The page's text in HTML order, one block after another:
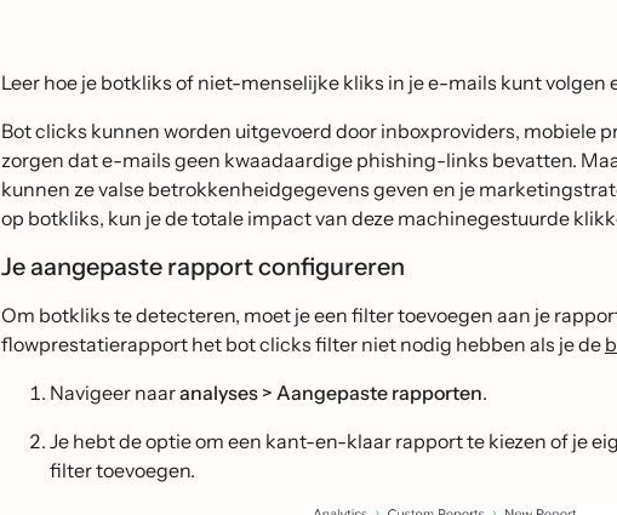
Leer hoe je botkliks of niet-menselijke kliks in je e-mails kunt volgen
Bot clicks kunnen worden uitgevoerd door inboxproviders, mobiele
zorgen dat e-mails geen kwaadaardige phishing-links bevatten.
kunnen ze valse betrokkenheidgegevens geven en je
op botkliks, kun je de totale impact van deze machinegestuurde
Je aangepaste rapport configureren
Om botkliks te detecteren, moet je een filter toevoegen aan je
flowprestatierapport het bot clicks filter niet nodig hebben als je de
Navigeer naaranalyses > Aangepaste rapporten.
Je hebt de optie om een kant-en-klaar rapport te kiezen of je
filter toevoegen.